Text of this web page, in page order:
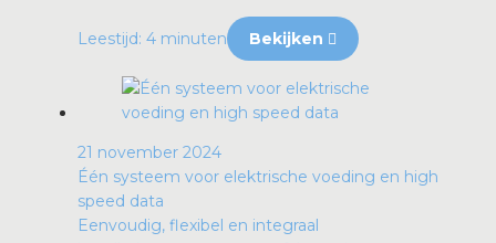
Leestijd: 4 minuten Bekijken
21 november 2024
Één systeem voor elektrische voeding en high
speed data
Eenvoudig, flexibel en integraal